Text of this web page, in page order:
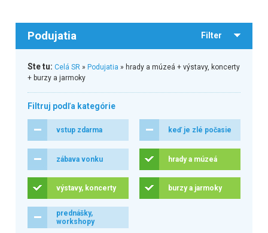
Podujatia Filter
Ste tu: Celá SR» Podujatia » hrady a múzeá + výstavy, koncerty
+ burzy a jarmoky
Filtruj podľa kategórie
vstup zdarma keď je zlé počasie
zábava vonku hrady a múzeá
výstavy, koncerty burzy a jarmoky
prednášky,
workshopy